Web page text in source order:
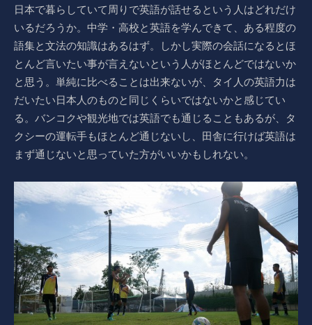
日本で暮らしていて周りで英語が話せるという人はどれだけ
いるだろうか。中学・高校と英語を学んできて、ある程度の
語集と文法の知識はあるはず。しかし実際の会話になるとほ
とんど言いたい事が言えないという人がほとんどではないか
と思う。単純に比べることは出来ないが、タイ人の英語力は
だいたい日本人のものと同じくらいではないかと感じてい
る。バンコクや観光地では英語でも通じることもあるが、タ
クシーの運転手もほとんど通じないし、田舎に行けば英語は
まず通じないと思っていた方がいいかもしれない。